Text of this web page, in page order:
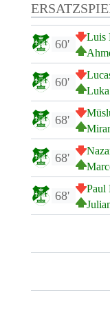
Luis
60'
60'
68'
68'
Paul
68'